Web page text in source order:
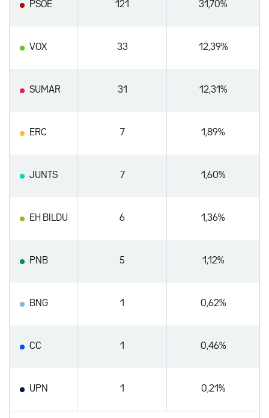
PSOE 121 31,70%
VOX 33 12,39%
SUMAR 31 12,31%
ERC 7 1,89%
JUNTS 7 1,60%
EH BILDU 6 1,36%
PNB 5 1,12%
BNG 1 0,62%
CC 1 0,46%
UPN 1 0,21%